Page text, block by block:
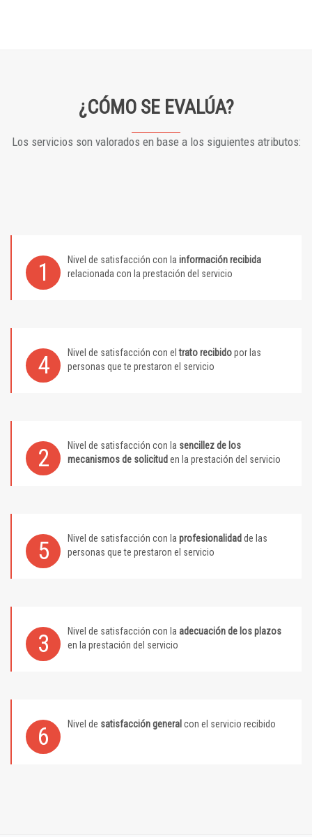
¿CÓMO SE EVALÚA?
Los servicios son valorados en base a los siguientes atributos:
1 Nivel de satisfacción con la información recibida
relacionada con la prestación del servicio
4 Nivel de satisfacción con eltrato recibidopor las
personas que te prestaron el servicio
2 Nivel de satisfacción con la sencillez de los
mecanismos de solicitud en la prestación del servicio
5 Nivel de satisfacción con la profesionalidad de las
personas que te prestaron el servicio
3 Nivel de satisfacción con la adecuación de los plazos
en la prestación del servicio
6 Nivel de satisfacción general con el servicio recibido